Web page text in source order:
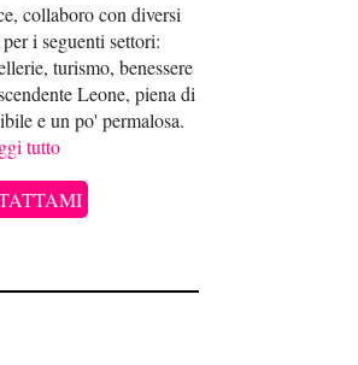
collaboro con diversi
i seguenti settori:
turismo, benessere
Leone, piena di
e un po' permalosa.
tutto